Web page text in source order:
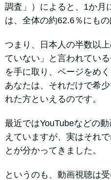
調査」）によると、1か月
は、全体の約62.6％にもの
つまり、日本人の半数以
ていない」と言われてい
を手に取り、ページをめ
あなたは、それだけで希
れた方といえるのです。
最近ではYouTubeなどの
えていますが、実はそれ
とが分かってきました。
というのも、動画視聴は